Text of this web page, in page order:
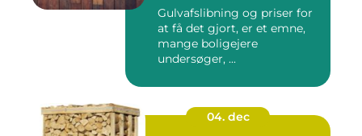
Gulvafslibning og priser for
at få det gjort, er et emne,
mange boligejere
undersøger, ...
04. dec